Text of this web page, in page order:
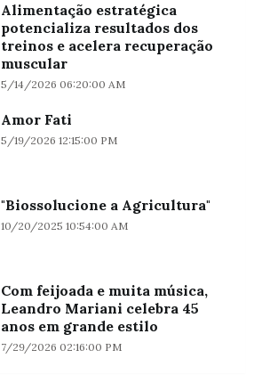
Alimentação estratégica
potencializa resultados dos
treinos e acelera recuperação
muscular
5/14/2026 06:20:00 AM
Amor Fati
5/19/2026 12:15:00 PM
"Biossolucione a Agricultura"
10/20/2025 10:54:00 AM
Com feijoada e muita música,
Leandro Mariani celebra 45
anos em grande estilo
7/29/2026 02:16:00 PM